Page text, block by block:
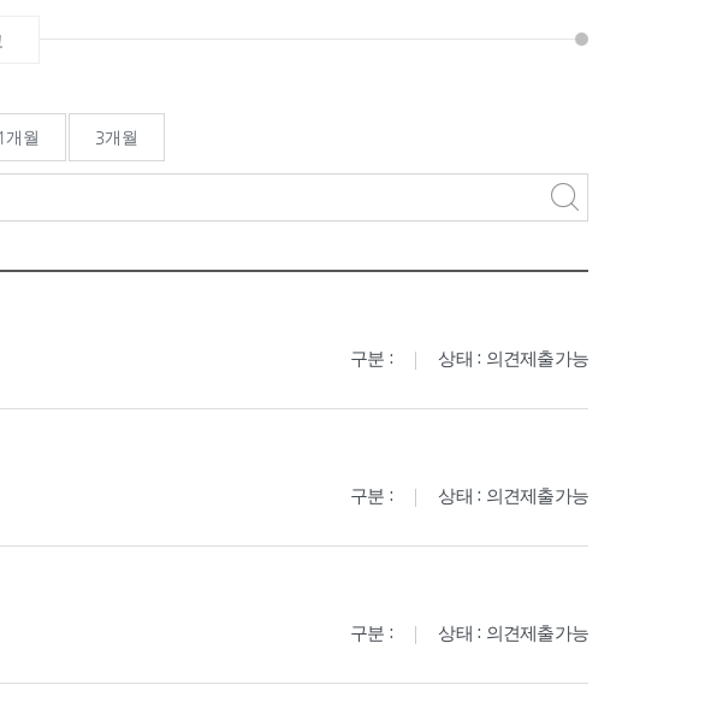
1개월 3개월
구분 : 상태 : 의견제출가능
구분 : 상태 : 의견제출가능
구분 : 상태 : 의견제출가능